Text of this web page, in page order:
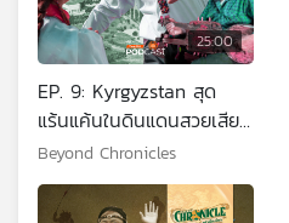
25:00
EP. 9: Kyrgyzstan สุด
แร้นแค้นในดินแดนสวยเสียด
ฟ้าที่ปามีร์
Beyond Chronicles